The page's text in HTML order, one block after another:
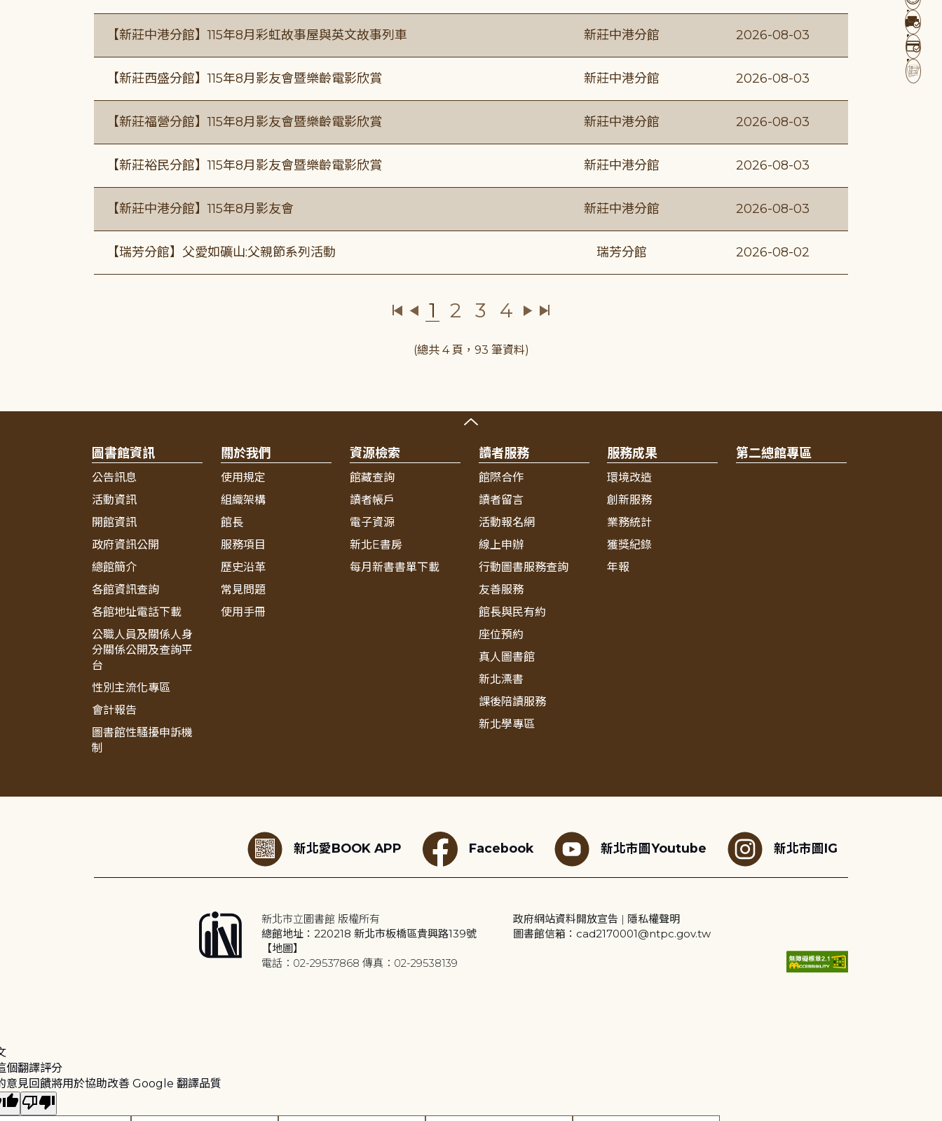
【新莊中港分館】115年8月彩虹故事屋與英文故事列車 新莊中港分館 2026-08-03
【新莊西盛分館】115年8月影友會暨樂齡電影欣賞 新莊中港分館 2026-08-03
【新莊福營分館】115年8月影友會暨樂齡電影欣賞 新莊中港分館 2026-08-03
【新莊裕民分館】115年8月影友會暨樂齡電影欣賞 新莊中港分館 2026-08-03
【新莊中港分館】115年8月影友會 新莊中港分館 2026-08-03
【瑞芳分館】父愛如礦山:父親節系列活動 瑞芳分館 2026-08-02
1 2 3 4
(總共 4 頁，93 筆資料)
圖書館資訊
公告訊息
活動資訊
開館資訊
政府資訊公開
總館簡介
各館資訊查詢
各館地址電話下載
公職人員及關係人身
分關係公開及查詢平
台
性別主流化專區
會計報告
圖書館性騷擾申訴機
制
關於我們
使用規定
組織架構
館長
服務項目
歷史沿革
常見問題
使用手冊
資源檢索
館藏查詢
讀者帳戶
電子資源
新北E書房
每月新書書單下載
讀者服務
館際合作
讀者留言
活動報名網
線上申辦
行動圖書服務查詢
友善服務
館長與民有約
座位預約
真人圖書館
新北漂書
課後陪讀服務
新北學專區
服務成果
環境改造
創新服務
業務統計
獲獎紀錄
年報
第二總館專區
新北愛BOOK APP Facebook 新北市圖Youtube 新北市圖IG
新北市立圖書館 版權所有
總館地址：220218 新北市板橋區貴興路139號
【地圖】
電話：02-29537868 傳真：02-29538139
政府網站資料開放宣告 | 隱私權聲明
圖書館信箱：cad2170001@ntpc.gov.tw
個翻譯評分
意見回饋將用於協助改善 Google 翻譯品質